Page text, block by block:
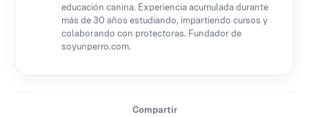
educación canina. Experiencia acumulada durante
más de 30 años estudiando, impartiendo cursos y
colaborando con protectoras. Fundador de
soyunperro.com.
Compartir